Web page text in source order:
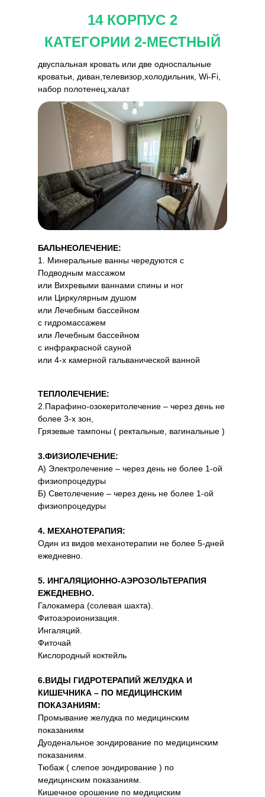
14 КОРПУС 2
КАТЕГОРИИ 2-МЕСТНЫЙ
двуспальная кровать или две односпальные
кроватьи, диван,телевизор,холодильник, Wi-Fi,
набор полотенец,халат
БАЛЬНЕОЛЕЧЕНИЕ:
1. Минеральные ванны чередуются с
Подводным массажом
или Вихревыми ваннами спины и ног
или Циркулярным душом
или Лечебным бассейном
с гидромассажем
или Лечебным бассейном
с инфракрасной сауной
или 4-х камерной гальванической ванной
ТЕПЛОЛЕЧЕНИЕ:
2.Парафино-озокеритолечение – через день не
более 3-х зон,
Грязевые тампоны ( ректальные, вагинальные )
3.ФИЗИОЛЕЧЕНИЕ:
А) Электролечение – через день не более 1-ой
физиопроцедуры
Б) Светолечение – через день не более 1-ой
физиопроцедуры
4. МЕХАНОТЕРАПИЯ:
Один из видов механотерапии не более 5-дней
ежедневно.
5. ИНГАЛЯЦИОННО-АЭРОЗОЛЬТЕРАПИЯ
ЕЖЕДНЕВНО.
Галокамера (солевая шахта).
Фитоаэроионизация.
Ингаляций.
Фиточай
Кислородный коктейль
6.ВИДЫ ГИДРОТЕРАПИЙ ЖЕЛУДКА И
КИШЕЧНИКА – ПО МЕДИЦИНСКИМ
ПОКАЗАНИЯМ:
Промывание желудка по медицинским
показаниям
Дуоденальное зондирование по медицинским
показаниям.
Тюбаж ( слепое зондирование ) по
медицинским показаниям.
Кишечное орошение по медициским